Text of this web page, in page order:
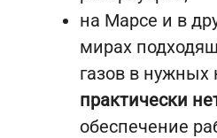
на Марсе и в
мирах
газов в нужных
практически
обеспечение